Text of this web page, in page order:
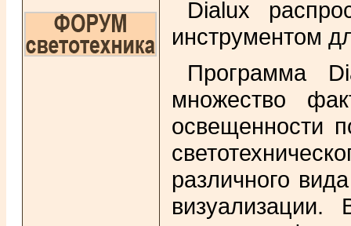
Dialux
инструментом
Программа
множество
освещенности
различного